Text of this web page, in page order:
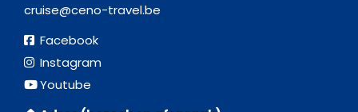
cruise@ceno-travel.be
Facebook
Instagram
Youtube